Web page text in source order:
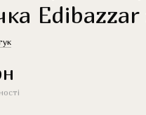
Edibazzar